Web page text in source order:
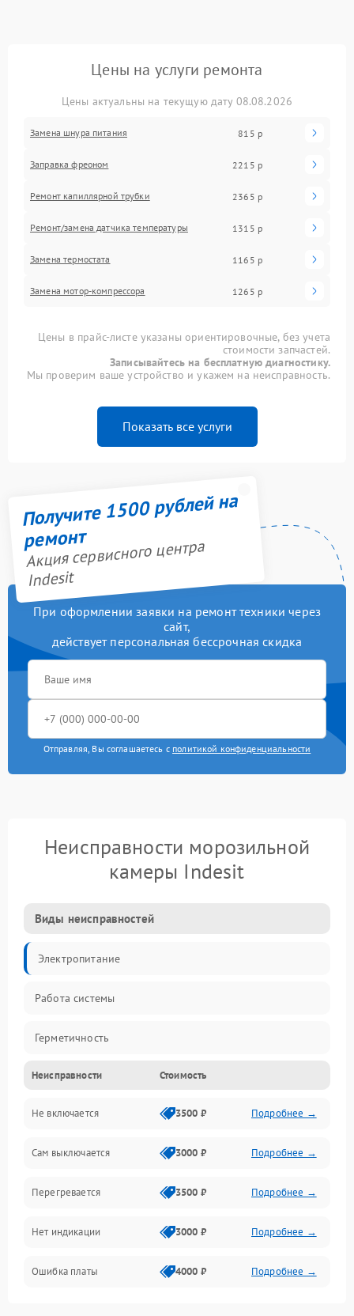
Цены на услуги ремонта
Цены актуальны на текущую дату 08.08.2026
Замена шнура питания 815 р
Заправка фреоном 2215 р
Ремонт капиллярной трубки 2365 р
Ремонт/замена датчика температуры 1315 р
Замена термостата 1165 р
Замена мотор-компрессора 1265 р
Цены в прайс-листе указаны ориентировочные, без учета
стоимости запчастей.
Записывайтесь на бесплатную диагностику.
Мы проверим ваше устройство и укажем на неисправность.
Показать все услуги
Получите 1500 рублей на
ремонт
Акция сервисного центра
Indesit
При оформлении заявки на ремонт техники через
сайт,
действует персональная бессрочная скидка
Отправляя, Вы соглашаетесь с политикой конфиденциальности
Неисправности морозильной
камеры Indesit
Виды неисправностей
Электропитание
Работа системы
Герметичность
Механика
Неисправности Стоимость
Не включается 3500 ₽ Подробнее →
Сам выключается 3000 ₽ Подробнее →
Перегревается 3500 ₽ Подробнее →
Нет индикации 3000 ₽ Подробнее →
Ошибка платы 4000 ₽ Подробнее →